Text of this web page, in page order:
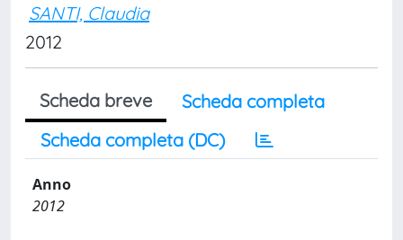
SANTI, Claudia
2012
Scheda breve
Scheda completa
Scheda completa (DC)
Anno
2012